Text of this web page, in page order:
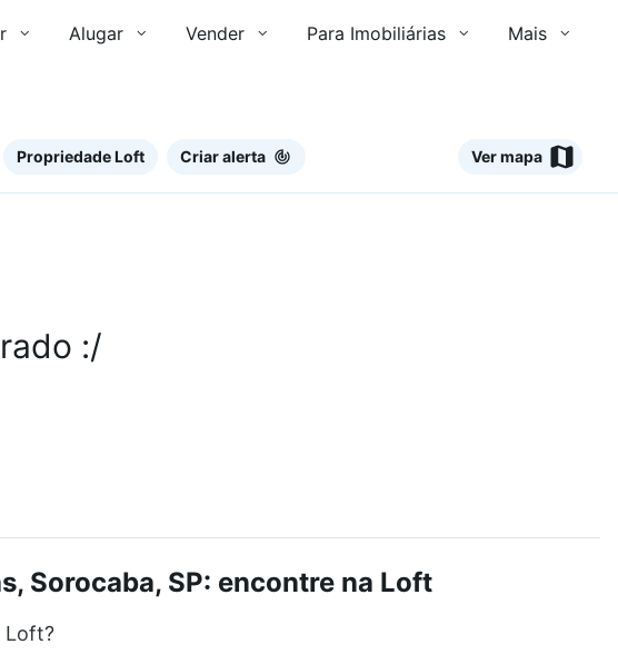
Alugar Vender Para Imobiliárias Mais
Propriedade Loft Criar alerta Ver mapa
:/
Sorocaba, SP: encontre na Loft
Loft?